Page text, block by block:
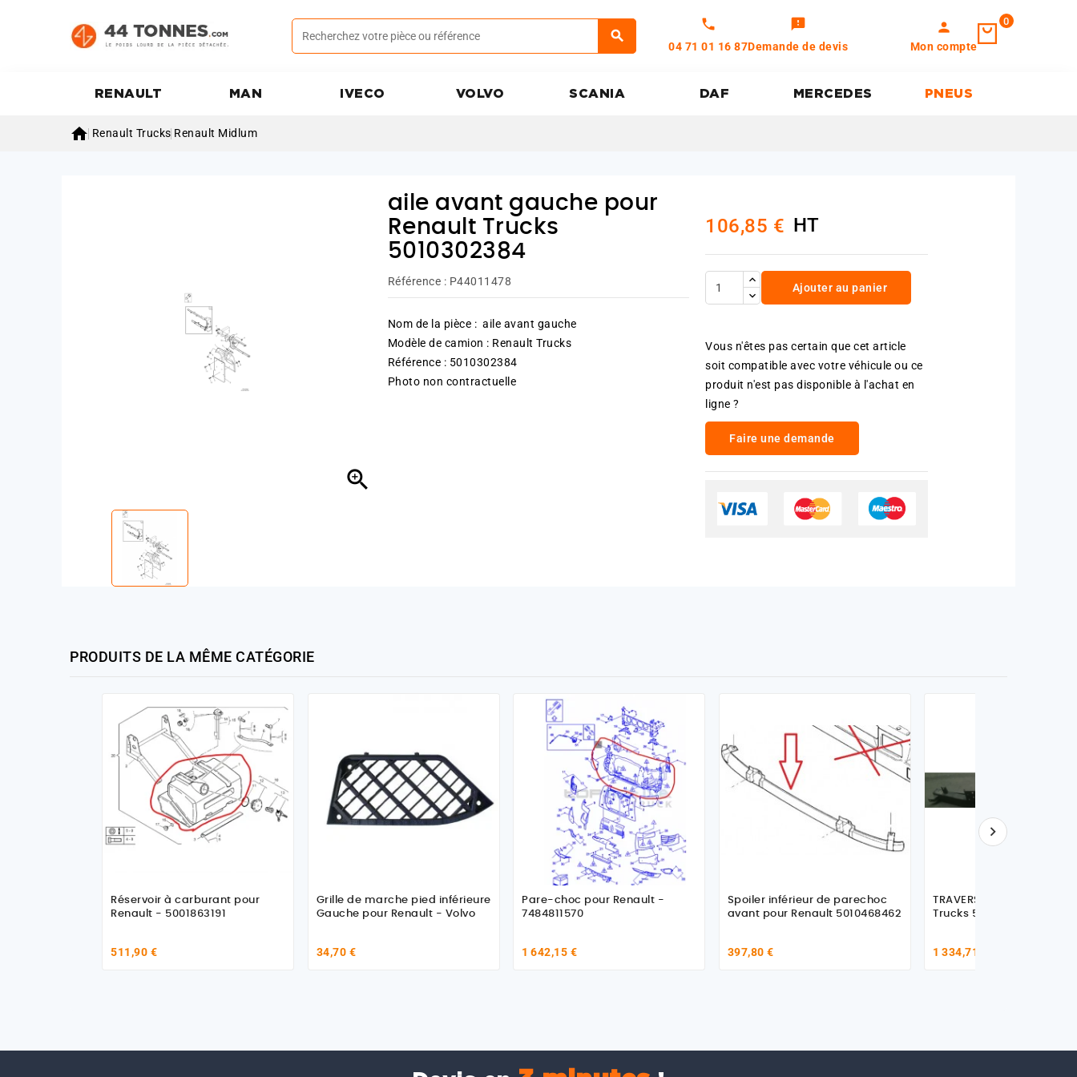
call
04 71 01 16 87
feedback
Demande de devis
person
Mon compte
0
RENAULT MAN IVECO VOLVO SCANIA DAF MERCEDES PNEUS
 Renault Trucks Renault Midlum

aile avant gauche pour
Renault Trucks
5010302384
Référence : P44011478
Nom de la pièce : aile avant gauche
Modèle de camion : Renault Trucks
Référence : 5010302384
Photo non contractuelle
106,85 € HT
Ajouter au panier
Vous n'êtes pas certain que cet article
soit compatible avec votre véhicule ou ce
produit n'est pas disponible à l'achat en
ligne ?
Faire une demande
PRODUITS DE LA MÊME CATÉGORIE
Réservoir à carburant pour
Renault - 5001863191
511,90 €
Grille de marche pied inférieure
Gauche pour Renault - Volvo
34,70 €
Pare-choc pour Renault -
7484811570
1 642,15 €
Spoiler inférieur de parechoc
avant pour Renault 5010468462
397,80 €
TRAVERSE AVANT pour Renault
Trucks 5010532651
1 334,71 €
